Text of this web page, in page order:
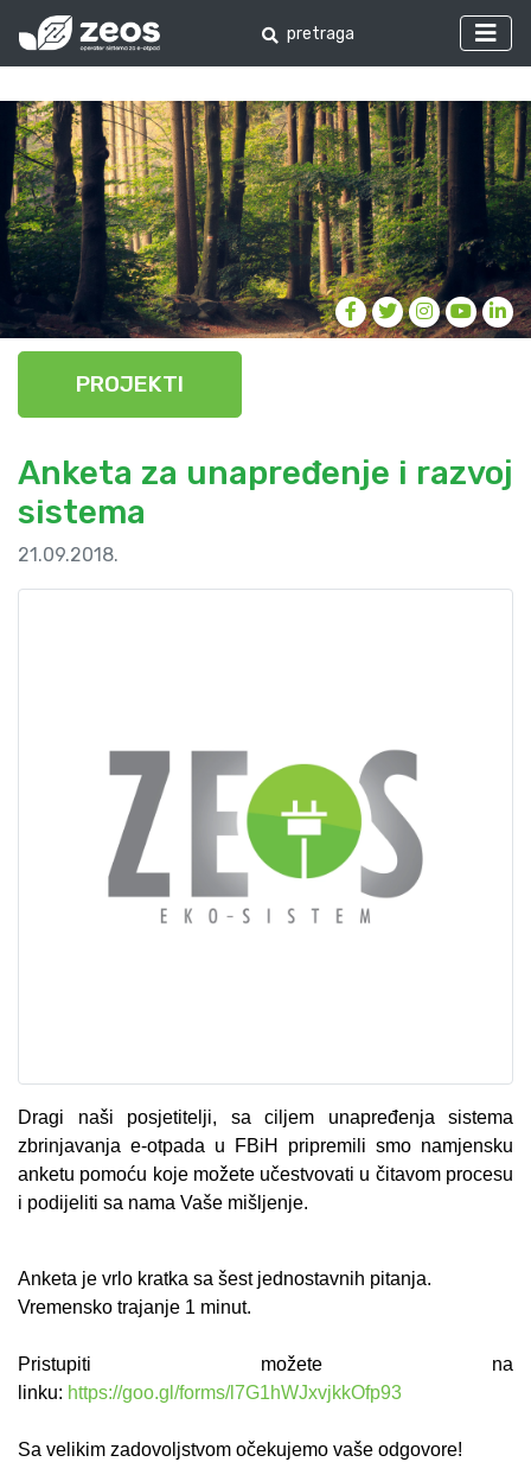
PROJEKTI
Anketa za unapređenje i razvoj
sistema
21.09.2018.
Dragi naši posjetitelji, sa ciljem unapređenja sistema
zbrinjavanja e-otpada u FBiH pripremili smo namjensku
anketu pomoću koje možete učestvovati u čitavom procesu
i podijeliti sa nama Vaše mišljenje.
Anketa je vrlo kratka sa šest jednostavnih pitanja.
Vremensko trajanje 1 minut.
Pristupiti možete na
linku: https://goo.gl/forms/l7G1hWJxvjkkOfp93
Sa velikim zadovoljstvom očekujemo vaše odgovore!